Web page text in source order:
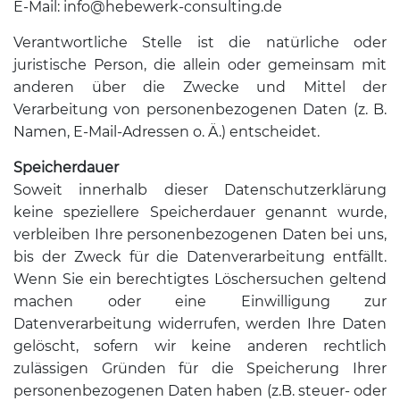
E-Mail: info@hebewerk-consulting.de
Verantwortliche Stelle ist die natürliche oder
juristische Person, die allein oder gemeinsam mit
anderen über die Zwecke und Mittel der
Verarbeitung von personenbezogenen Daten (z. B.
Namen, E-Mail-Adressen o. Ä.) entscheidet.
Speicherdauer
Soweit innerhalb dieser Datenschutzerklärung
keine speziellere Speicherdauer genannt wurde,
verbleiben Ihre personenbezogenen Daten bei uns,
bis der Zweck für die Datenverarbeitung entfällt.
Wenn Sie ein berechtigtes Löschersuchen geltend
machen oder eine Einwilligung zur
Datenverarbeitung widerrufen, werden Ihre Daten
gelöscht, sofern wir keine anderen rechtlich
zulässigen Gründen für die Speicherung Ihrer
personenbezogenen Daten haben (z.B. steuer- oder